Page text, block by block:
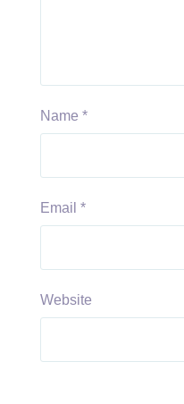
Name *
Email *
Website